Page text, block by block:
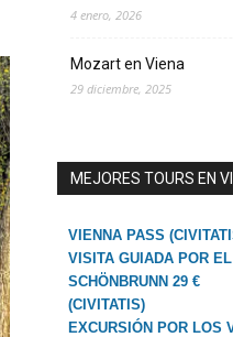
4 enero, 2026
Mozart en Viena
29 diciembre, 2025
MEJORES TOURS EN
VIENNA PASS
VISITA GUIADA POR
SCHÖNBRUNN 29 €
(CIVITATIS)
EXCURSIÓN POR LOS